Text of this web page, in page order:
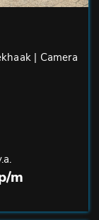
| Camera
m